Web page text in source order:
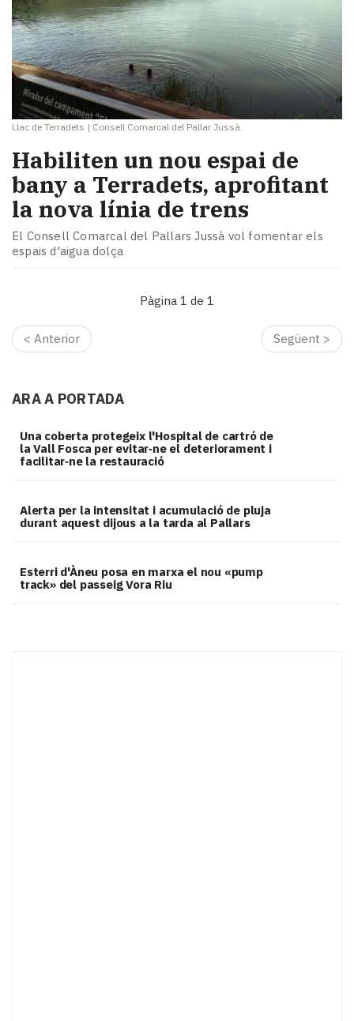
Llac de Terradets | Consell Comarcal del Pallar Jussà.
Habiliten un nou espai de
bany a Terradets, aprofitant
la nova línia de trens
El Consell Comarcal del Pallars Jussà vol fomentar els
espais d'aigua dolça
Pàgina 1 de 1
< Anterior Següent >
ARA A PORTADA
Una coberta protegeix l'Hospital de cartró de
la Vall Fosca per evitar‑ne el deteriorament i
facilitar‑ne la restauració
Alerta per la intensitat i acumulació de pluja
durant aquest dijous a la tarda al Pallars
Esterri d'Àneu posa en marxa el nou «pump
track» del passeig Vora Riu